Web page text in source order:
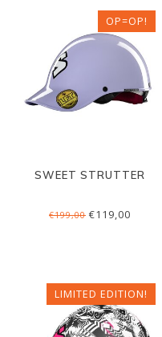
OP=OP!
SWEET STRUTTER
€199,00 €119,00
LIMITED EDITION!